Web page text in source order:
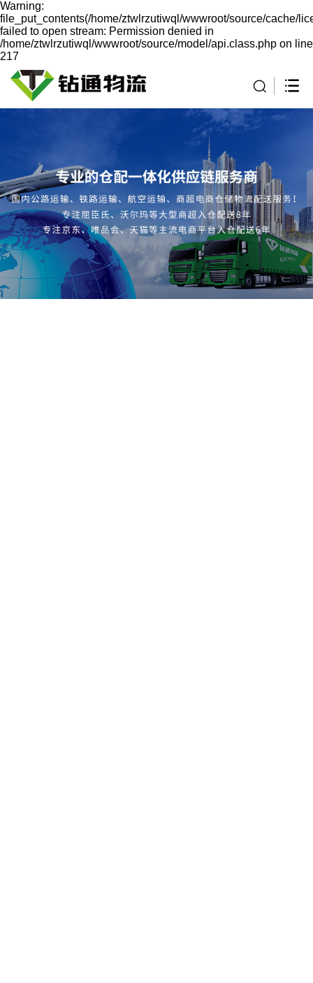
Warning:
file_put_contents(/home/ztwlrzutiwql/wwwroot/source/cache/
failed to open stream: Permission denied in
/home/ztwlrzutiwql/wwwroot/source/model/api.class.php on line
217